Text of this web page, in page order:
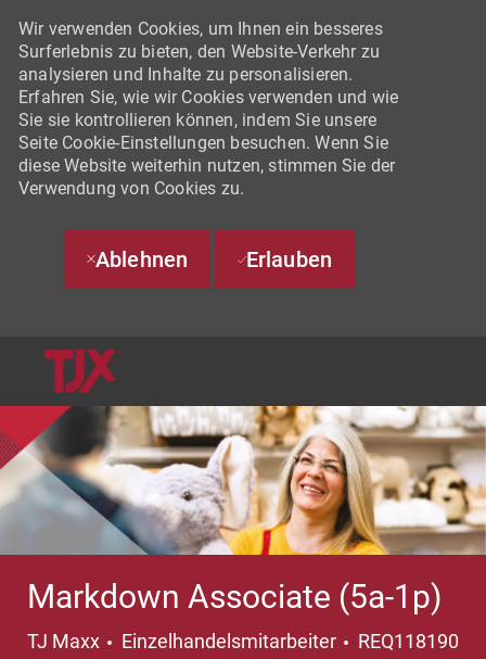
Wir verwenden Cookies, um Ihnen ein besseres
Surferlebnis zu bieten, den Website-Verkehr zu
analysieren und Inhalte zu personalisieren.
Erfahren Sie, wie wir Cookies verwenden und wie
Sie sie kontrollieren können, indem Sie unsere
Seite Cookie-Einstellungen besuchen. Wenn Sie
diese Website weiterhin nutzen, stimmen Sie der
Verwendung von Cookies zu.
Ablehnen Erlauben
Markdown Associate (5a-1p)
TJ Maxx Kategorie
Einzelhandelsmitarbeiter
REQ118190